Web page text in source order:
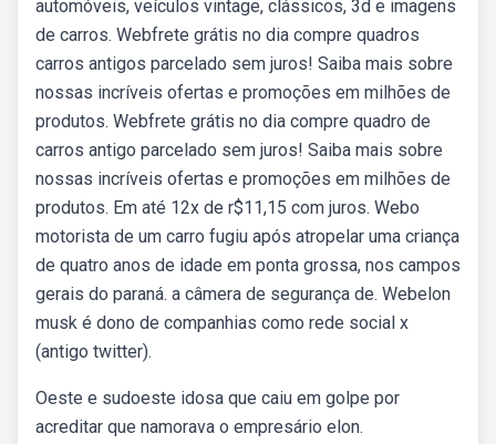
automóveis, veículos vintage, clássicos, 3d e imagens
de carros. Webfrete grátis no dia compre quadros
carros antigos parcelado sem juros! Saiba mais sobre
nossas incríveis ofertas e promoções em milhões de
produtos. Webfrete grátis no dia compre quadro de
carros antigo parcelado sem juros! Saiba mais sobre
nossas incríveis ofertas e promoções em milhões de
produtos. Em até 12x de r$11,15 com juros. Webo
motorista de um carro fugiu após atropelar uma criança
de quatro anos de idade em ponta grossa, nos campos
gerais do paraná. a câmera de segurança de. Webelon
musk é dono de companhias como rede social x
(antigo twitter).
Oeste e sudoeste idosa que caiu em golpe por
acreditar que namorava o empresário elon.